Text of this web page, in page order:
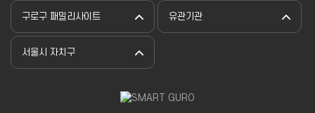
구로구 패밀리사이트 유관기관
서울시 자치구